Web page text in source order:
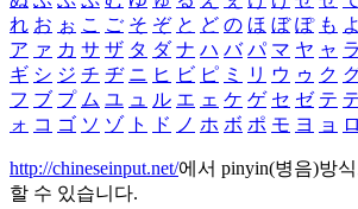
れ お ぉ こ ご そ ぞ と ど の ほ ぼ ぽ も よ
ア ァ カ サ ザ タ ダ ナ ハ バ パ マ ヤ ャ ラ
ギ シ ジ チ ヂ ニ ヒ ビ ピ ミ リ ウ ゥ ク
フ ブ プ ム ユ ュ ル エ ェ ケ ゲ セ ゼ テ
ォ コ ゴ ソ ゾ ト ド ノ ホ ボ ポ モ ヨ ョ ロ
http://chineseinput.net/에서 pinyin(병음)방
할 수 있습니다.